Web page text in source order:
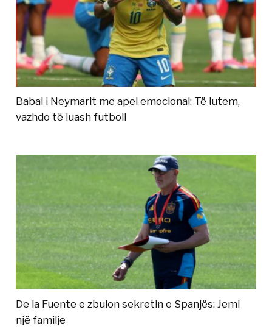
Babai i Neymarit me apel emocional: Të lutem,
vazhdo të luash futboll
De la Fuente e zbulon sekretin e Spanjës: Jemi
një familje